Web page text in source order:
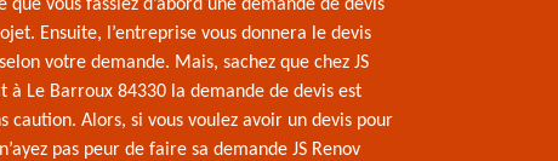
que vous fassiez d’abord une demande de devis
Ensuite, l’entreprise vous donnera le devis
votre demande. Mais, sachez que chez JS
à Le Barroux 84330 la demande de devis est
caution. Alors, si vous voulez avoir un devis pour
pas peur de faire sa demande JS Renov